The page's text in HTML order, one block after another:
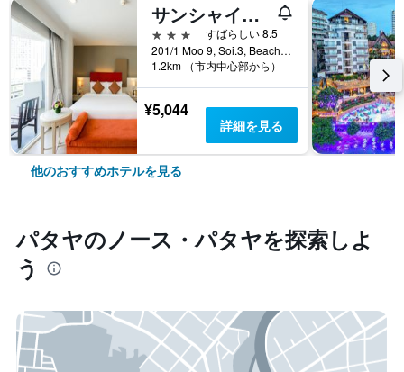
サンシャイン ビスタ
3つ星
すばらしい 8.5
201/1 Moo 9, Soi.3, Beach Rd., パタヤ, タイ
1.2km （市内中心部から）
¥5,044
詳細を見る
他のおすすめホテルを見る
パタヤ​のノース・パタヤ​を探索しよ
う